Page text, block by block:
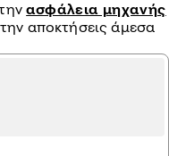
ασφάλεια μηχανής
αποκτήσεις άμεσα